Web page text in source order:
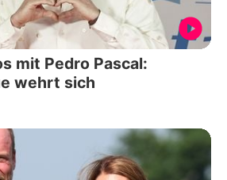
mit Pedro Pascal:
wehrt sich